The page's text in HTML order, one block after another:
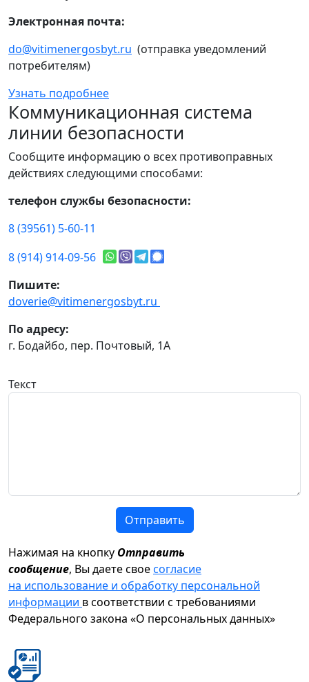
Электронная почта:
do@vitimenergosbyt.ru (отправка уведомлений
потребителям)
Узнать подробнее
Коммуникационная система
линии безопасности
Сообщите информацию о всех противоправных
действиях следующими способами:
телефон службы безопасности:
8 (39561) 5-60-11
8 (914) 914-09-56
Пишите:
doverie@vitimenergosbyt.ru
По адресу:
г. Бодайбо, пер. Почтовый, 1А
Текст
Отправить
Нажимая на кнопку Отправить
сообщение, Вы даете своесогласие
на использование и обработку персональной
информации в соответствии с требованиями
Федерального закона «О персональных данных»